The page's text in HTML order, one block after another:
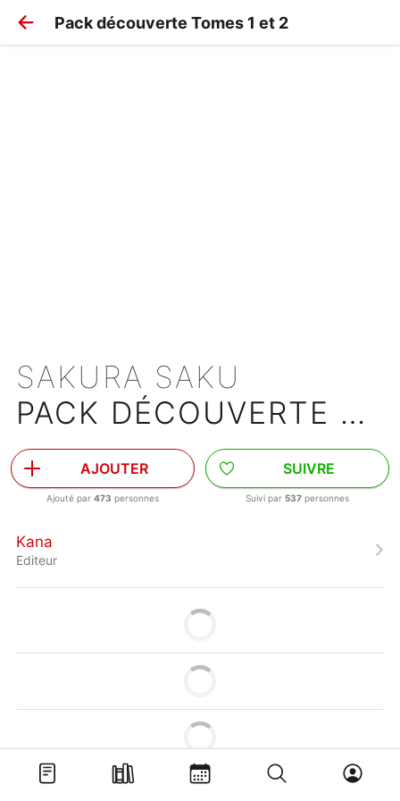
Pack découverte Tomes 1 et 2
SAKURA SAKU
PACK DÉCOUVERTE TOMES 1 ET 2
AJOUTER
Ajouté par 473 personnes
SUIVRE
Suivi par 537 personnes
Kana
Editeur